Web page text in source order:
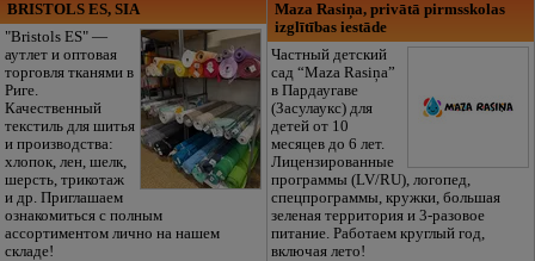
BRISTOLS ES, SIA
"Bristols ES" —
аутлет и оптовая
торговля тканями в
Риге.
Качественный
текстиль для шитья
и производства:
хлопок, лен, шелк,
шерсть, трикотаж
и др. Приглашаем
ознакомиться с полным
ассортиментом лично на нашем
складе!
Maza Rasiņa, privātā pirmsskolas
izglītības iestāde
Частный детский
сад “Maza Rasiņa”
в Пардаугаве
(Засулаукс) для
детей от 10
месяцев до 6 лет.
Лицензированные
программы (LV/RU), логопед,
спецпрограммы, кружки, большая
зеленая территория и 3-разовое
питание. Работаем круглый год,
включая лето!